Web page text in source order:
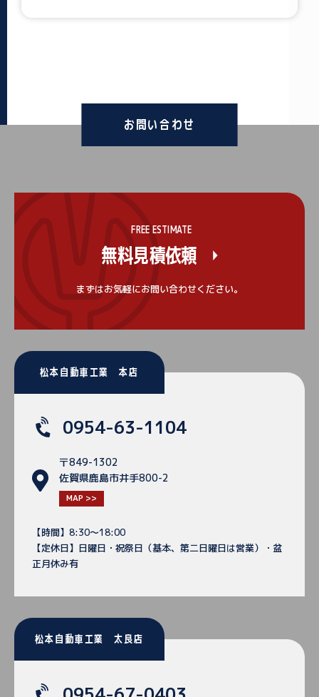
お問い合わせ
FREE ESTIMATE
無料見積依頼
まずはお気軽にお問い合わせください。
松本自動車工業 本店
0954-63-1104
〒849-1302
佐賀県鹿島市井手800-2
MAP >>
【時間】8:30～18:00
【定休日】日曜日・祝祭日（基本、第二日曜日は営業）・盆
正月休み有
松本自動車工業 太良店